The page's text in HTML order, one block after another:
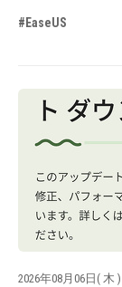
#EaseUS
2026年08月06日( 木 )